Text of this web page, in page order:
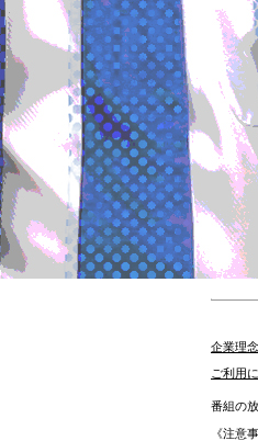
企業理念
ご利用
番組の
《注意